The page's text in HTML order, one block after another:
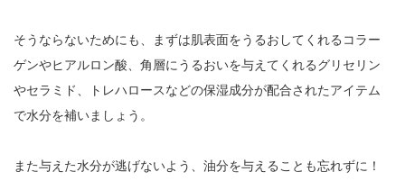
そうならないためにも、まずは肌表面をうるおしてくれるコラー
ゲンやヒアルロン酸、角層にうるおいを与えてくれるグリセリン
やセラミド、トレハロースなどの保湿成分が配合されたアイテム
で水分を補いましょう。
また与えた水分が逃げないよう、油分を与えることも忘れずに！